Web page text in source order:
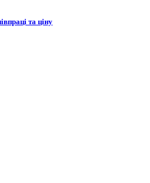
та ціну